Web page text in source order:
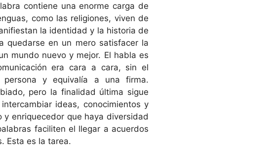
contiene una enorme carga de
como las religiones, viven de
la identidad y la historia de
quedarse en un mero satisfacer la
mundo nuevo y mejor. El habla es
era cara a cara, sin el
y equivalía a una firma.
pero la finalidad última sigue
ideas, conocimientos y
y enriquecedor que haya diversidad
faciliten el llegar a acuerdos
Esta es la tarea.